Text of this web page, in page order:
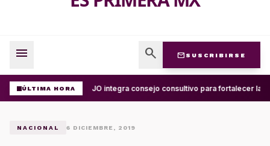
menu search mail SUSCRIBIRSE
ÚLTIMA HORAUABJO integra consejo consultivo para fortalecer la
NACIONAL 6 DICIEMBRE, 2019